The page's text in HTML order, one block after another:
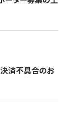
済不具合のお